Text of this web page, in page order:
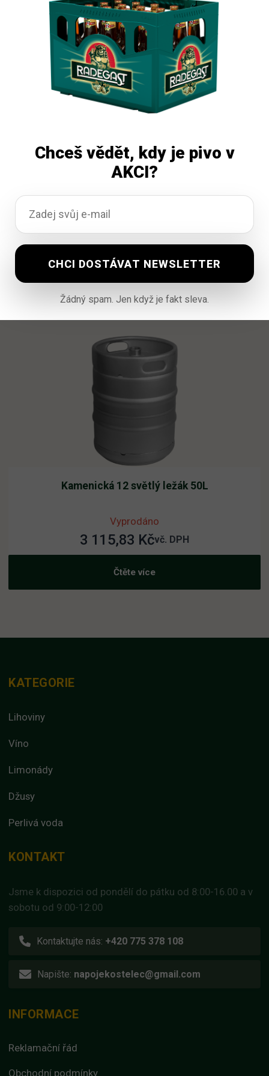
Přidat do košíku
Klášter 12 Premium 50l
2 210,62Kčvč. DPH
Čtěte více
Kamenická 12 světlý ležák 50L
Vyprodáno
3 115,83 Kčvč. DPH
Čtěte více
KATEGORIE
Lihoviny
Víno
Limonády
Džusy
Perlivá voda
KONTAKT
Jsme k dispozici od pondělí do pátku od 8:00-16.00 a v
sobotu od 9:00-12:00
Kontaktujte nás: +420 775 378 108
Napište: napojekostelec@gmail.com
INFORMACE
Reklamační řád
Obchodní podmínky
Chceš vědět, kdy je pivo v
AKCI?
Žádný spam. Jen když je fakt sleva.